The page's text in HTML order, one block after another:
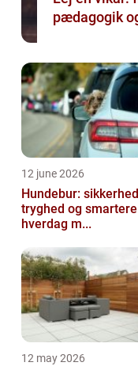
pædagogik
12 june 2026
Hundebur:
tryghed og smartere
hverdag m...
12 may 2026